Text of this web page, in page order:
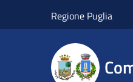
Regione Puglia